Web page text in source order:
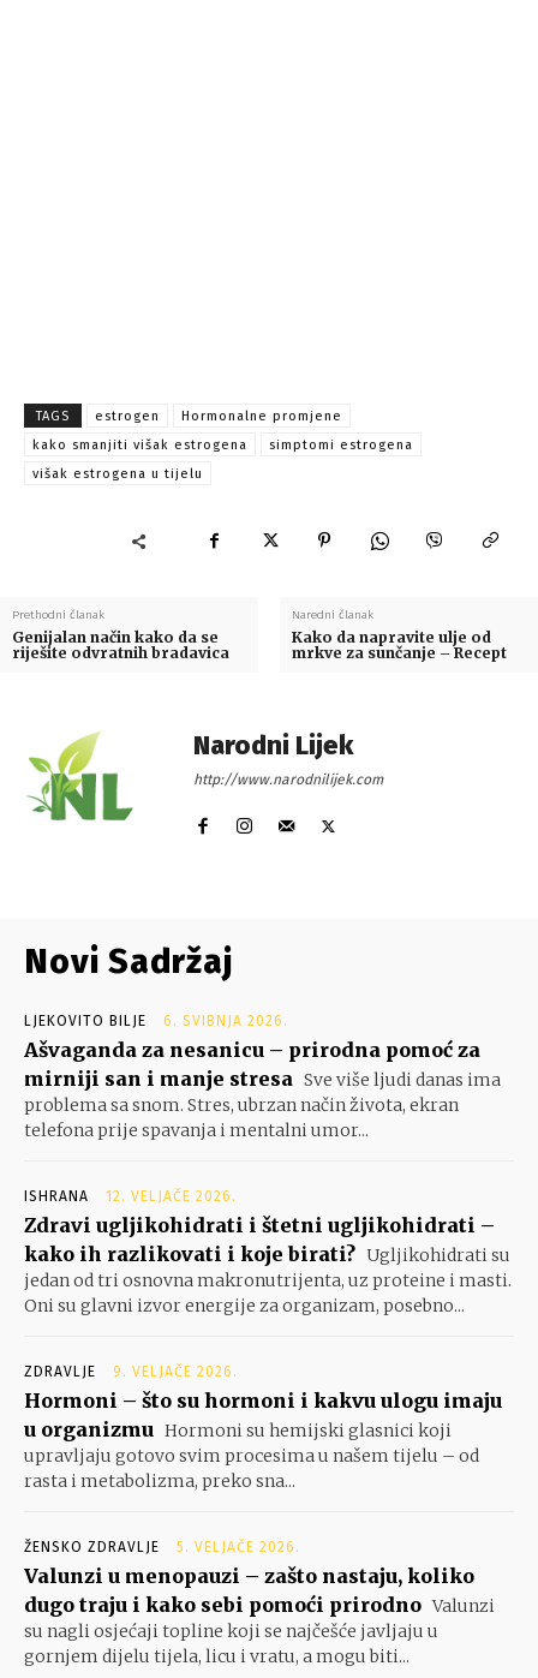
TAGS estrogen
Hormonalne promjene
kako smanjiti višak estrogena
simptomi estrogena
višak estrogena u tijelu
Prethodni članak
Genijalan način kako da se
riješite odvratnih bradavica
Naredni članak
Kako da napravite ulje od
mrkve za sunčanje – Recept
Narodni Lijek
http://www.narodnilijek.com
Novi Sadržaj
LJEKOVITO BILJE 6. SVIBNJA 2026.
Ašvaganda za nesanicu – prirodna pomoć za
mirniji san i manje stresa Sve više ljudi danas ima
problema sa snom. Stres, ubrzan način života, ekran
telefona prije spavanja i mentalni umor...
ISHRANA 12. VELJAČE 2026.
Zdravi ugljikohidrati i štetni ugljikohidrati –
kako ih razlikovati i koje birati? Ugljikohidrati su
jedan od tri osnovna makronutrijenta, uz proteine i masti.
Oni su glavni izvor energije za organizam, posebno...
ZDRAVLJE 9. VELJAČE 2026.
Hormoni – što su hormoni i kakvu ulogu imaju
u organizmu Hormoni su hemijski glasnici koji
upravljaju gotovo svim procesima u našem tijelu – od
rasta i metabolizma, preko sna...
ŽENSKO ZDRAVLJE 5. VELJAČE 2026.
Valunzi u menopauzi – zašto nastaju, koliko
dugo traju i kako sebi pomoći prirodno Valunzi
su nagli osjećaji topline koji se najčešće javljaju u
gornjem dijelu tijela, licu i vratu, a mogu biti...